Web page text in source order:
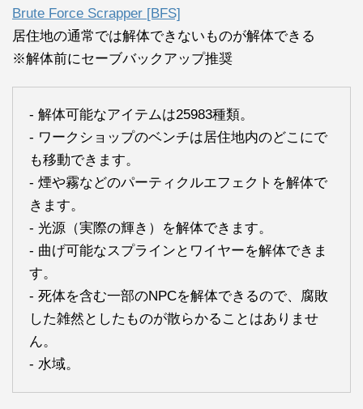
Brute Force Scrapper [BFS]
居住地の通常では解体できないものが解体できる
※解体前にセーブバックアップ推奨
- 解体可能なアイテムは25983種類。
- ワークショップのベンチは居住地内のどこにで
も移動できます。
- 煙や霧などのパーティクルエフェクトを解体で
きます。
- 光源（実際の輝き）を解体できます。
- 曲げ可能なスプラインとワイヤーを解体できま
す。
- 死体を含む一部のNPCを解体できるので、腐敗
した雑然としたものが散らかることはありませ
ん。
- 水域。